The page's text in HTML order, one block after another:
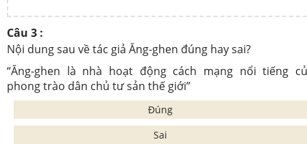
Câu 3 :
Nội dung sau về tác giả Ăng-ghen đúng hay sai?
“Ăng-ghen là nhà hoạt động cách mạng nổi tiếng
phong trào dân chủ tư sản thế giới”
Đúng
Sai